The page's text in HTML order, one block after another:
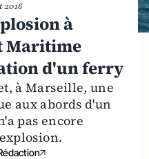
2016
à
Maritime
d'un ferry
à Marseille, une
aux abords d'un
pas encore